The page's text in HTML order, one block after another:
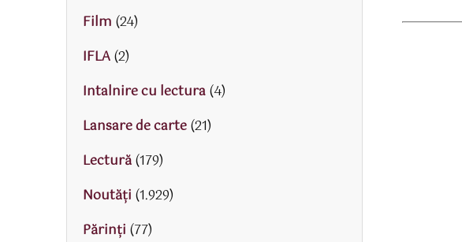
Film (24)
IFLA(2)
Intalnire cu lectura(4)
Lansare de carte(21)
Lectură(179)
Noutăți (1.929)
Părinţi (77)